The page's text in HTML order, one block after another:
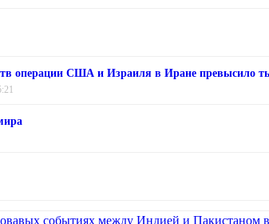
операции США и Израиля в Иране превысило